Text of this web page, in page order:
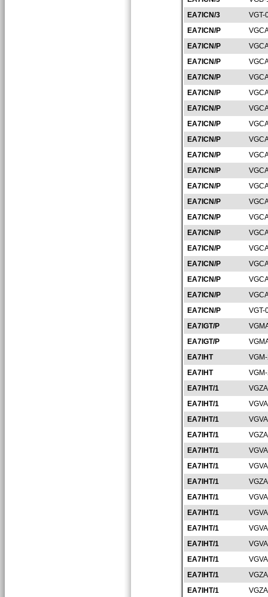
EA7ICN/3
VGT-
EA7ICN/P
EA7ICN/P
EA7ICN/P
EA7ICN/P
EA7ICN/P
EA7ICN/P
EA7ICN/P
EA7ICN/P
EA7ICN/P
EA7ICN/P
EA7ICN/P
EA7ICN/P
EA7ICN/P
EA7ICN/P
EA7ICN/P
EA7ICN/P
EA7ICN/P
EA7ICN/P
EA7ICN/P
VGT-
EA7IGT/P
EA7IGT/P
EA7IHT
EA7IHT
EA7IHT/1
EA7IHT/1
EA7IHT/1
EA7IHT/1
EA7IHT/1
EA7IHT/1
EA7IHT/1
EA7IHT/1
EA7IHT/1
EA7IHT/1
EA7IHT/1
EA7IHT/1
EA7IHT/1
EA7IHT/1